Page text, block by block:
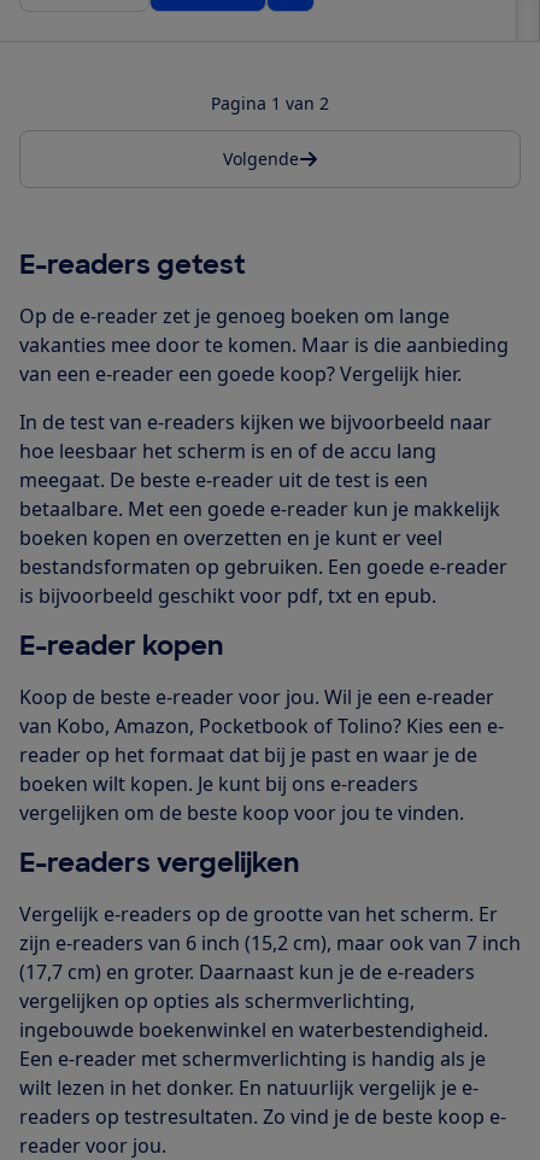
Pagina 1 van 2
Volgende
E-readers getest
Op de e-reader zet je genoeg boeken om lange
vakanties mee door te komen. Maar is die aanbieding
van een e-reader een goede koop? Vergelijk hier.
In de test van e-readers kijken we bijvoorbeeld naar
hoe leesbaar het scherm is en of de accu lang
meegaat. De beste e-reader uit de test is een
betaalbare. Met een goede e-reader kun je makkelijk
boeken kopen en overzetten en je kunt er veel
bestandsformaten op gebruiken. Een goede e-reader
is bijvoorbeeld geschikt voor pdf, txt en epub.
E-reader kopen
Koop de beste e-reader voor jou. Wil je een e-reader
van Kobo, Amazon, Pocketbook of Tolino? Kies een e-
reader op het formaat dat bij je past en waar je de
boeken wilt kopen. Je kunt bij ons e-readers
vergelijken om de beste koop voor jou te vinden.
E-readers vergelijken
Vergelijk e-readers op de grootte van het scherm. Er
zijn e-readers van 6 inch (15,2 cm), maar ook van 7 inch
(17,7 cm) en groter. Daarnaast kun je de e-readers
vergelijken op opties als schermverlichting,
ingebouwde boekenwinkel en waterbestendigheid.
Een e-reader met schermverlichting is handig als je
wilt lezen in het donker. En natuurlijk vergelijk je e-
readers op testresultaten. Zo vind je de beste koop e-
reader voor jou.